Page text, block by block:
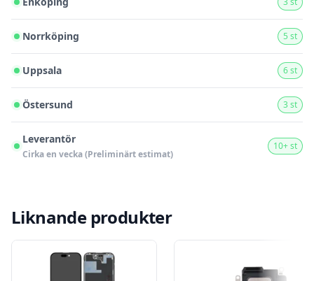
Norrköping 5 st
Uppsala 6 st
Östersund 3 st
Leverantör
Cirka en vecka (Preliminärt estimat)
10+ st
Liknande produkter